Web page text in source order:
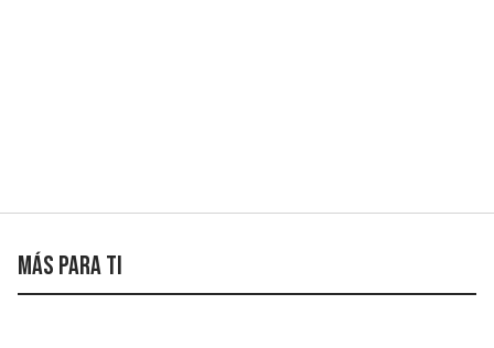
Más para ti